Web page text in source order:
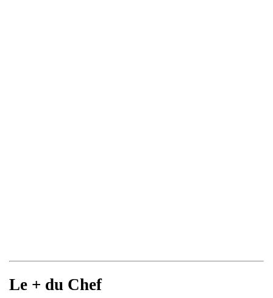
Le + du Chef